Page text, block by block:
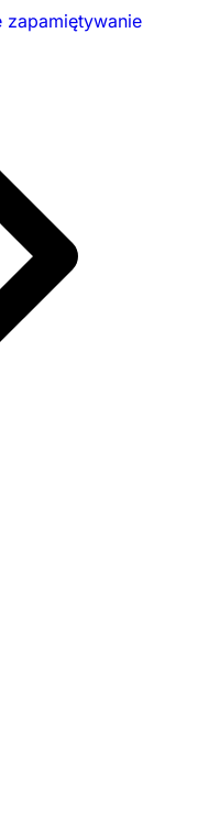
zapamiętywanie